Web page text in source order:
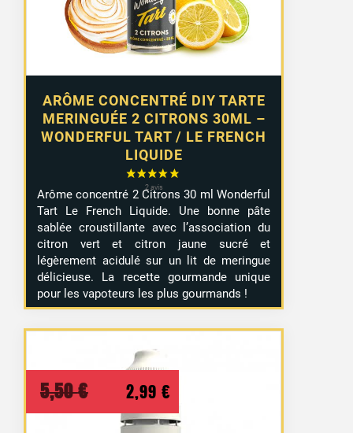
21 avis
ARÔME CONCENTRÉ DIY TARTE
MERINGUÉE 2 CITRONS 30ML –
WONDERFUL TART / LE FRENCH
LIQUIDE
Arôme concentré 2 Citrons 30 ml Wonderful
Tart Le French Liquide. Une bonne pâte
sablée croustillante avec l’association du
citron vert et citron jaune sucré et
légèrement acidulé sur un lit de meringue
délicieuse. La recette gourmande unique
pour les vapoteurs les plus gourmands !
5,50€
Le
prix
2,99 €
prix